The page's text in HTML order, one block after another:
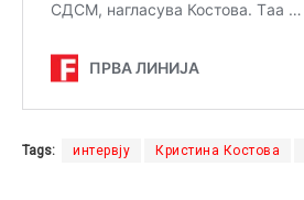
Tags: интервју Кристина Костова